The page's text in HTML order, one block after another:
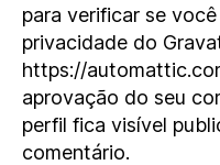
para verificar se
privacidade do
https://
aprovação do seu
perfil fica visível
comentário.